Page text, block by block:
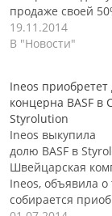
продаже своей
доли в “Styrolution”
компание “Ineos”.
июне текущего
получила
соответствующие
согласования от
антимонопольных
властей. Цена
составила 1.1
евро. Совместная
19.11.2014
В "Новости"
Ineos
концерна BASF в
Styrolution
Ineos выкупила
долю BASF в
Швейцарская
Ineos, объявила о
собирается